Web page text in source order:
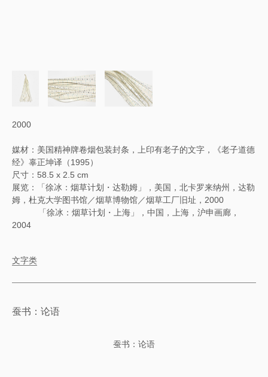
2000
媒材：美国精神牌卷烟包装封条，上印有老子的文字，《老子道德
经》辜正坤译（1995）
尺寸：58.5 x 2.5 cm
展览：「徐冰：烟草计划・达勒姆」，美国，北卡罗来纳州，达勒
姆，杜克大学图书馆／烟草博物馆／烟草工厂旧址，2000
「徐冰：烟草计划・上海」，中国，上海，沪申画廊，
2004
文字类
蚕书：论语
蚕书：论语